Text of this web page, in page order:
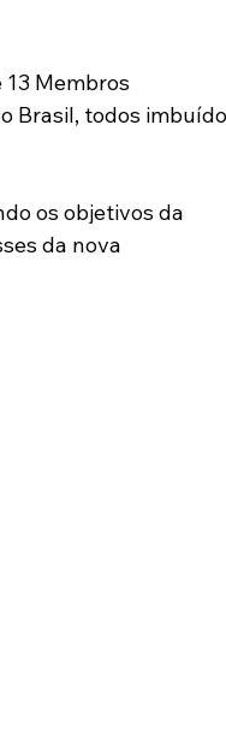
Membros
Brasil, todos
os objetivos da
da nova